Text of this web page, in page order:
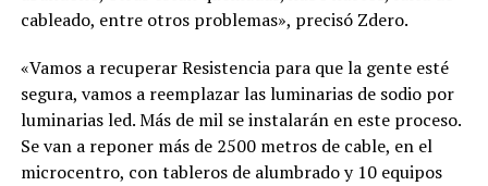
cableado, entre otros problemas», precisó Zdero.
«Vamos a recuperar Resistencia para que la gente esté
segura, vamos a reemplazar las luminarias de sodio por
luminarias led. Más de mil se instalarán en este proceso.
Se van a reponer más de 2500 metros de cable, en el
microcentro, con tableros de alumbrado y 10 equipos